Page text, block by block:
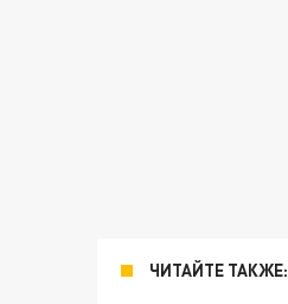
ЧИТАЙТЕ ТАКЖЕ: